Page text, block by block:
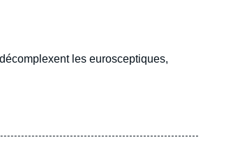
les eurosceptiques,